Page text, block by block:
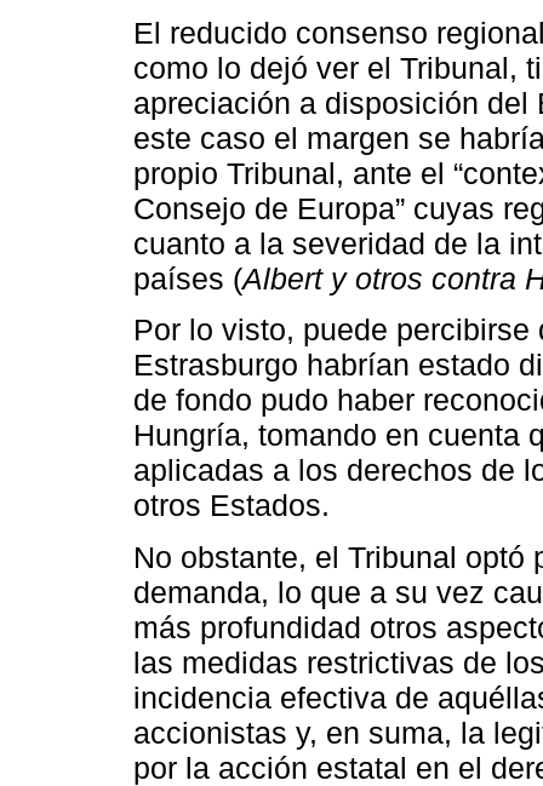
El reducido consenso
como lo dejó ver el Tribunal,
apreciación a disposición
este caso el margen se
propio Tribunal, ante el
Consejo de Europa” cuyas
cuanto a la severidad de la
países (Albert y otros contra
Por lo visto, puede
Estrasburgo habrían estado
de fondo pudo haber
Hungría, tomando en cuenta
aplicadas a los derechos de
otros Estados.
No obstante, el Tribunal
demanda, lo que a su vez
más profundidad otros
las medidas restrictivas de
incidencia efectiva de
accionistas y, en suma, la
por la acción estatal en el